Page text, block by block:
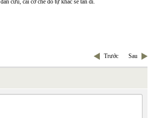
cừu, cái cơ chế đó tự khắc sẽ tan đi.
Trước Sau